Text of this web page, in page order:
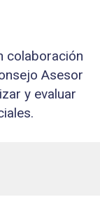
colaboración
Asesor
y evaluar